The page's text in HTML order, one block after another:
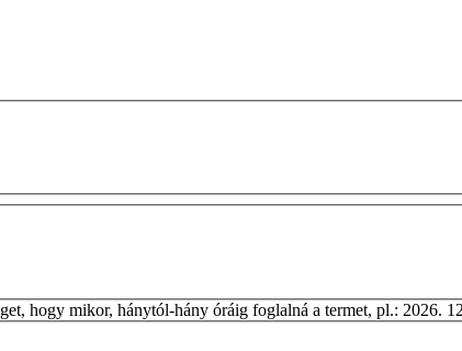
hogy mikor, hánytól-hány óráig foglalná a termet, pl.: 2026.